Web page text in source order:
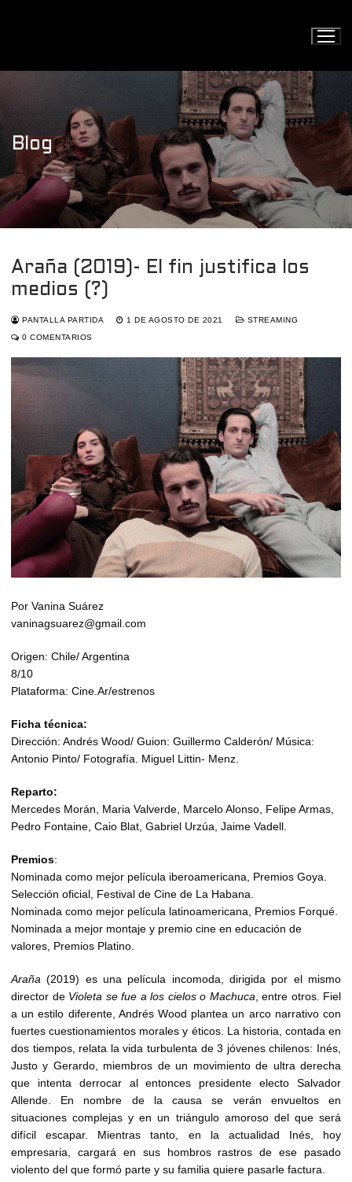
Blog
Araña (2019)- El fin justifica los
medios (?)
PANTALLA PARTIDA 1 DE AGOSTO DE 2021
STREAMING
0 COMENTARIOS
Por Vanina Suárez
vaninagsuarez@gmail.com
Origen: Chile/ Argentina
8/10
Plataforma: Cine.Ar/estrenos
Ficha técnica:
Dirección: Andrés Wood/ Guion: Guillermo Calderón/ Música:
Antonio Pinto/ Fotografía. Miguel Littin- Menz.
Reparto:
Mercedes Morán, Maria Valverde, Marcelo Alonso, Felipe Armas,
Pedro Fontaine, Caio Blat, Gabriel Urzúa, Jaime Vadell.
Premios:
Nominada como mejor película iberoamericana, Premios Goya.
Selección oficial, Festival de Cine de La Habana.
Nominada como mejor película latinoamericana, Premios Forqué.
Nominada a mejor montaje y premio cine en educación de
valores, Premios Platino.
Araña (2019) es una película incomoda, dirigida por el mismo
director de Violeta se fue a los cielos o Machuca , entre otros. Fiel
a un estilo diferente, Andrés Wood plantea un arco narrativo con
fuertes cuestionamientos morales y éticos. La historia, contada en
dos tiempos, relata la vida turbulenta de 3 jóvenes chilenos: Inés,
Justo y Gerardo, miembros de un movimiento de ultra derecha
que intenta derrocar al entonces presidente electo Salvador
Allende. En nombre de la causa se verán envueltos en
situaciones complejas y en un triángulo amoroso del que será
difícil escapar. Mientras tanto, en la actualidad Inés, hoy
empresaria, cargará en sus hombros rastros de ese pasado
violento del que formó parte y su familia quiere pasarle factura.